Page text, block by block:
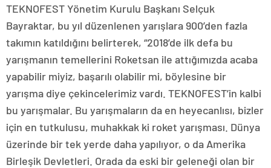
TEKNOFEST Yönetim Kurulu Başkanı Selçuk
Bayraktar, bu yıl düzenlenen yarışlara 900’den fazla
takımın katıldığını belirterek, “2018’de ilk defa bu
yarışmanın temellerini Roketsan ile attığımızda acaba
yapabilir miyiz, başarılı olabilir mi, böylesine bir
yarışma diye çekincelerimiz vardı. TEKNOFEST’in kalbi
bu yarışmalar. Bu yarışmaların da en heyecanlısı, bizler
için en tutkulusu, muhakkak ki roket yarışması. Dünya
üzerinde bir tek yerde daha yapılıyor, o da Amerika
Birleşik Devletleri. Orada da eski bir geleneği olan bir